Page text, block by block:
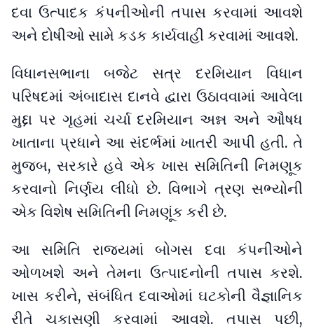
દવા ઉત્પાદક કંપનીઓની તપાસ કરવામાં આવશે
અને દોષીઓ સામે કડક કાર્યવાહી કરવામાં આવશે.
વિધાનસભાના બજેટ સત્ર દરમિયાન વિધાન
પરિષદમાં અંબાદાસ દાનવે દ્વારા ઉઠાવવામાં આવેલા
મુદ્દા પર ગૃહમાં ચર્ચા દરમિયાન અન્ન અને ઔષધ
ખાતાના પ્રધાને આ સંદર્ભમાં ખાતરી આપી હતી. તે
મુજબ, સરકારે હવે એક ખાસ સમિતિની નિમણૂક
કરવાનો નિર્ણય લીધો છે. વિભાગે ત્રણ સભ્યોની
એક વિશેષ સમિતિની નિમણૂંક કરી છે.
આ સમિતિ રાજ્યમાં બોગસ દવા કંપનીઓને
ઓળખશે અને તેમના ઉત્પાદનોની તપાસ કરશે.
ખાસ કરીને, સંબંધિત દવાઓમાં ઘટકોની વૈજ્ઞાનિક
રીતે ચકાસણી કરવામાં આવશે. તપાસ પછી,